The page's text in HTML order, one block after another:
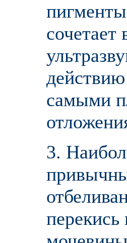
сочетает
самыми
3.
перекись